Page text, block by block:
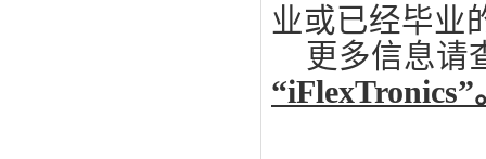
业或已经毕业
更多信息请
“iFlexTronics”